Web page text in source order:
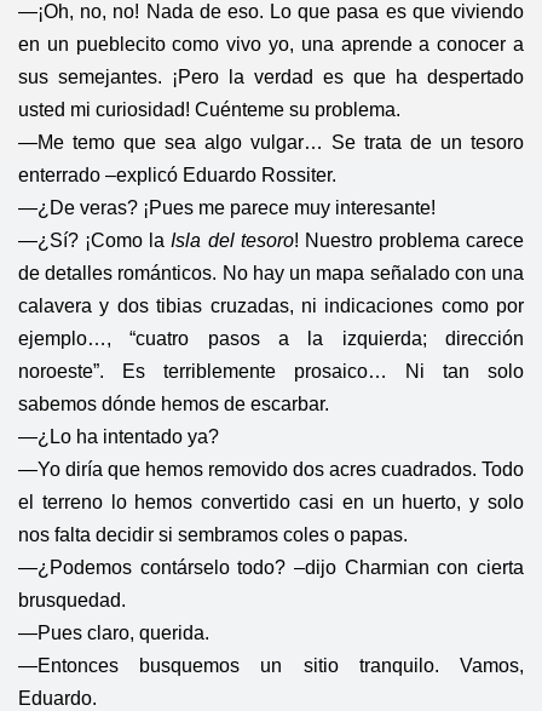
—¡Oh, no, no! Nada de eso. Lo que pasa es que viviendo
en un pueblecito como vivo yo, una aprende a conocer a
sus semejantes. ¡Pero la verdad es que ha despertado
usted mi curiosidad! Cuénteme su problema.
—Me temo que sea algo vulgar… Se trata de un tesoro
enterrado –explicó Eduardo Rossiter.
—¿De veras? ¡Pues me parece muy interesante!
—¿Sí? ¡Como la Isla del tesoro! Nuestro problema carece
de detalles románticos. No hay un mapa señalado con una
calavera y dos tibias cruzadas, ni indicaciones como por
ejemplo…, “cuatro pasos a la izquierda; dirección
noroeste”. Es terriblemente prosaico… Ni tan solo
sabemos dónde hemos de escarbar.
—¿Lo ha intentado ya?
—Yo diría que hemos removido dos acres cuadrados. Todo
el terreno lo hemos convertido casi en un huerto, y solo
nos falta decidir si sembramos coles o papas.
—¿Podemos contárselo todo? –dijo Charmian con cierta
brusquedad.
—Pues claro, querida.
—Entonces busquemos un sitio tranquilo. Vamos,
Eduardo.